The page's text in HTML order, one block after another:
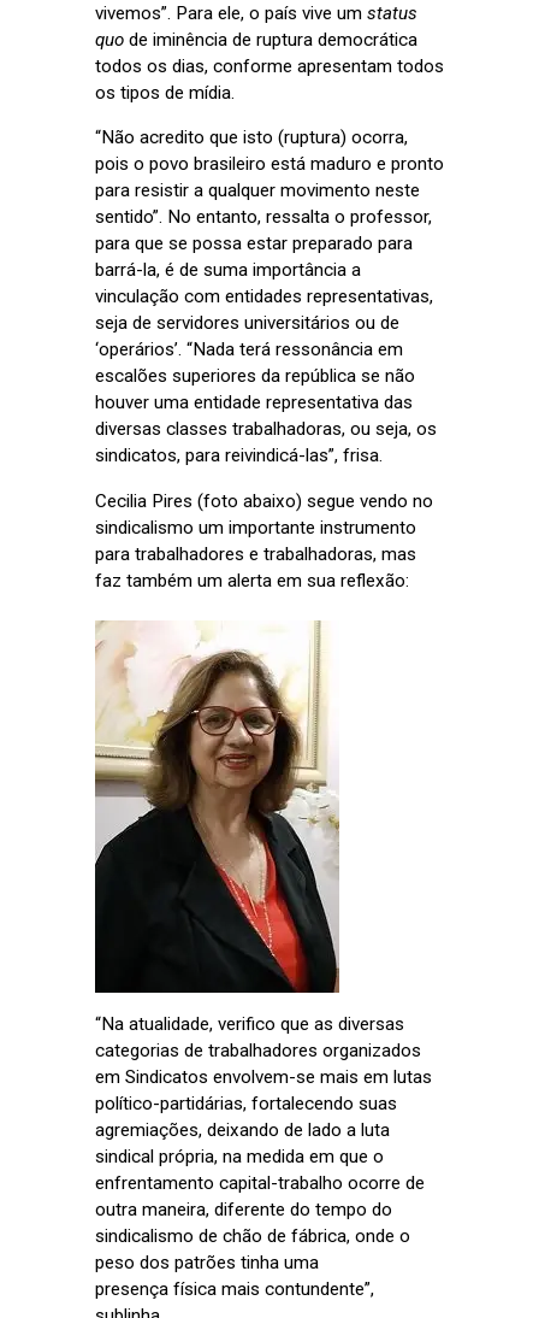
vivemos”. Para ele, o país vive um status
quo de iminência de ruptura democrática
todos os dias, conforme apresentam todos
os tipos de mídia.
“Não acredito que isto (ruptura) ocorra,
pois o povo brasileiro está maduro e pronto
para resistir a qualquer movimento neste
sentido”. No entanto, ressalta o professor,
para que se possa estar preparado para
barrá-la, é de suma importância a
vinculação com entidades representativas,
seja de servidores universitários ou de
‘operários’. “Nada terá ressonância em
escalões superiores da república se não
houver uma entidade representativa das
diversas classes trabalhadoras, ou seja, os
sindicatos, para reivindicá-las”, frisa.
Cecilia Pires (foto abaixo) segue vendo no
sindicalismo um importante instrumento
para trabalhadores e trabalhadoras, mas
faz também um alerta em sua reflexão:
“Na atualidade, verifico que as diversas
categorias de trabalhadores organizados
em Sindicatos envolvem-se mais em lutas
político-partidárias, fortalecendo suas
agremiações, deixando de lado a luta
sindical própria, na medida em que o
enfrentamento capital-trabalho ocorre de
outra maneira, diferente do tempo do
sindicalismo de chão de fábrica, onde o
peso dos patrões tinha uma
presença física mais contundente”,